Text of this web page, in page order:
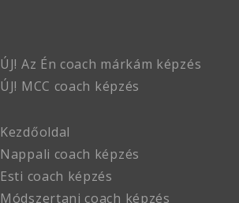
ÚJ! Az Én coach márkám képzés
ÚJ! MCC coach képzés
Kezdőoldal
Nappali coach képzés
Esti coach képzés
Módszertani coach képzés